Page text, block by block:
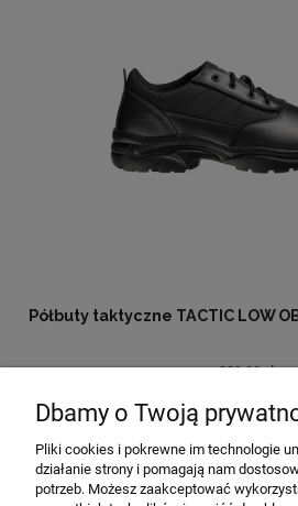
Półbuty taktyczne TACTIC LOW
229,00 zł
do koszyka
MOJE
Dbamy o Twoją
Pliki cookies i pokrewne im technologie
działanie strony i pomagają nam
potrzeb. Możesz zaakceptować